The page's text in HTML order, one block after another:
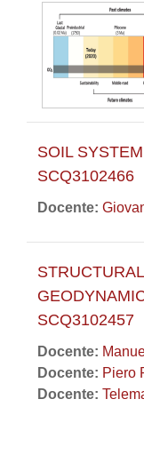
SOIL
SCQ3102466
Docente:
SCQ3102457
Docente:
Docente: Piero
Docente: